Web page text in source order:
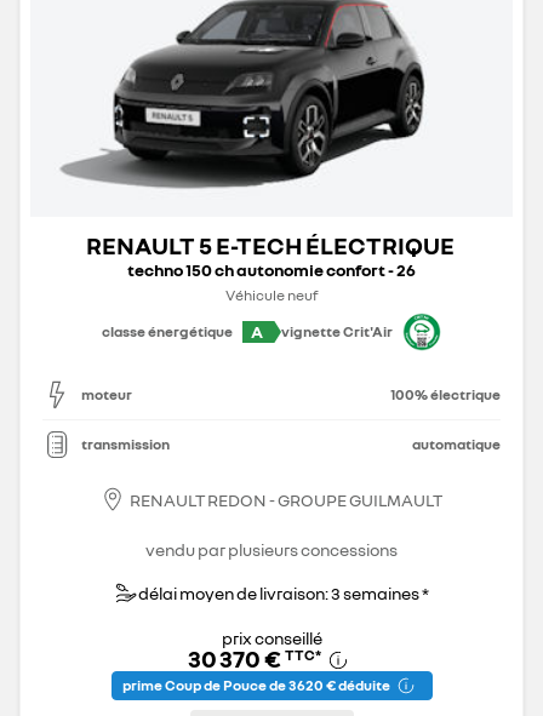
RENAULT 5 E-TECH ÉLECTRIQUE
techno 150 ch autonomie confort - 26
Véhicule neuf
classe énergétique
A vignette Crit'Air
moteur 100% électrique
transmission automatique
RENAULT REDON - GROUPE GUILMAULT
vendu par plusieurs concessions
délai moyen de livraison: 3 semaines *
prix conseillé
30 370 € TTC*
prime Coup de Pouce de 3 620 € déduite